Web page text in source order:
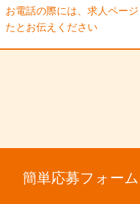
お電話の際には、求人ペー
たとお伝えください
簡単応募フォーム